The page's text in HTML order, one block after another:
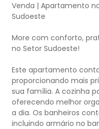
Venda | Apartamento
Sudoeste
More com conforto,
no Setor Sudoeste!
Este apartamento
proporcionando mais
sua família. A cozinha
oferecendo melhor
a dia. Os banheiros
incluindo armário no